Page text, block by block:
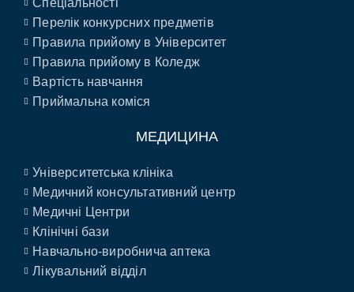
Спеціальності
Перелік конкурсних предметів
Правила прийому в Університет
Правила прийому в Коледж
Вартість навчання
Приймальна коміся
МЕДИЦИНА
Університетська клініка
Медичний консультативний центр
Медичні Центри
Клінічні бази
Навчально-виробнича аптека
Лікувальний відділ